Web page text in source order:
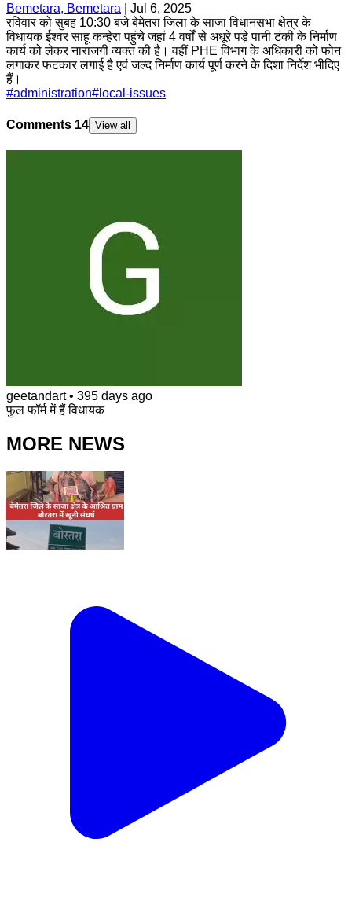
Bemetara, Bemetara
Jul 6, 2025
रविवार को सुबह 10:30 बजे बेमेतरा जिला के साजा विधानसभा क्षेत्र के
विधायक ईश्वर साहू कन्हेरा पहुंचे जहां 4 वर्षों से अधूरे पड़े पानी टंकी के निर्माण
कार्य को लेकर नाराजगी व्यक्त की है। वहीं PHE विभाग के अधिकारी को फोन
लगाकर फटकार लगाई है एवं जल्द निर्माण कार्य पूर्ण करने के दिशा निर्देश भीदिए
हैं।
#administration# local-issues
Comments 14 View all
geetandart• 395 days ago
फुल फॉर्म में हैं विधायक
MORE NEWS